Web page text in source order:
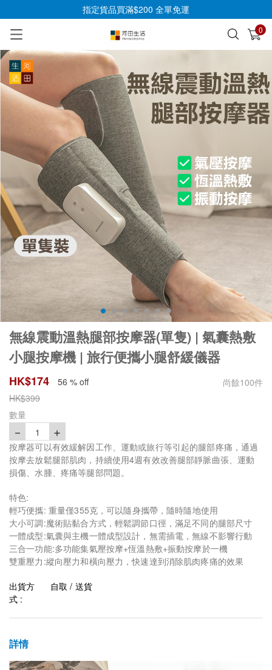
指定貨品買滿$200 全單免運
0
已加入購物車 查看
無線震動溫熱腿部按摩器(單隻) | 氣囊熱敷
小腿按摩機 | 旅行便攜小腿舒緩儀器
HK$174 56 % off 尚餘100件
HK$399
數量
－ 1 ＋
按摩器可以有效緩解因工作、運動或旅行等引起的腿部疼痛，通過
按摩去放鬆腿部肌肉，持續使用4週有效改善腿部靜脈曲張、運動
損傷、水腫、疼痛等腿部問題。
特色:
輕巧便攜: 重量僅355克，可以隨身攜帶，隨時隨地使用
大小可調:魔術貼黏合方式，輕鬆調節口徑，滿足不同的腿部尺寸
一體成型:氣囊與主機一體成型設計，無需插電，無線不影響行動
三合一功能:多功能集氣壓按摩+恆溫熱敷+振動按摩於一機
雙重壓力:縱向壓力和橫向壓力，快速達到消除肌肉疼痛的效果
出貨方
式 :
自取 / 送貨
詳情